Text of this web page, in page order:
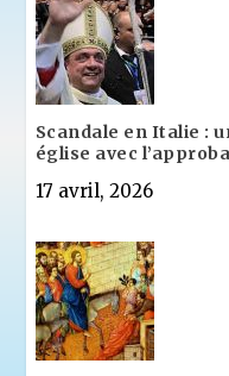
Scandale en Italie :
église avec
17 avril, 2026